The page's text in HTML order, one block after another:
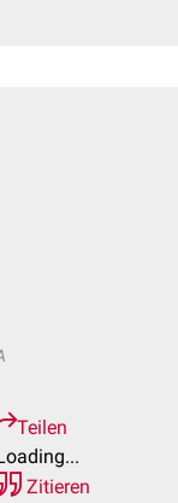
Teilen
Zitieren